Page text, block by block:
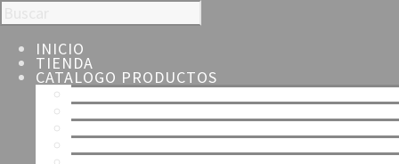
INICIO
TIENDA
CATALOGO PRODUCTOS
TODOS
ESPECIALIDADES
NAVIDAD
SEMANA SANTA